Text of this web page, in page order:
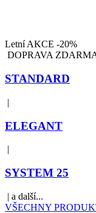
Letní AKCE -20%
DOPRAVA
STANDARD
|
ELEGANT
|
SYSTEM 25
| a další...
VŠECHNY